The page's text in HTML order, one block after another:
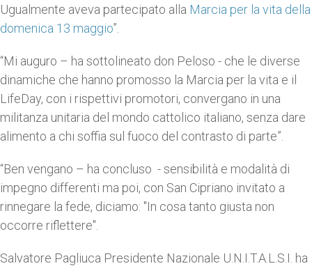
Ugualmente aveva partecipato alla Marcia per la vita della
domenica 13 maggio”.
“Mi auguro – ha sottolineato don Peloso - che le diverse
dinamiche che hanno promosso la Marcia per la vita e il
LifeDay, con i rispettivi promotori, convergano in una
militanza unitaria del mondo cattolico italiano, senza dare
alimento a chi soffia sul fuoco del contrasto di parte”.
“Ben vengano – ha concluso - sensibilità e modalità di
impegno differenti ma poi, con San Cipriano invitato a
rinnegare la fede, diciamo: "In cosa tanto giusta non
occorre riflettere".
Salvatore Pagliuca Presidente Nazionale U.N.I.T.A.L.S.I. ha